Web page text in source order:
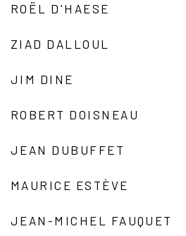
ROËL D'HAESE
ZIAD DALLOUL
JIM DINE
ROBERT DOISNEAU
JEAN DUBUFFET
MAURICE ESTÈVE
JEAN-MICHEL FAUQUET